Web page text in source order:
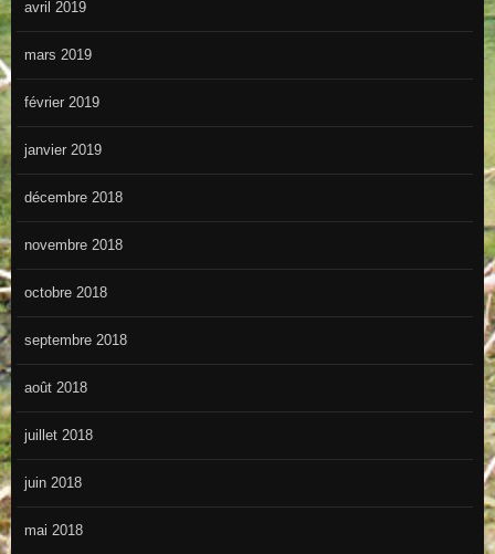
avril 2019
mars 2019
février 2019
janvier 2019
décembre 2018
novembre 2018
octobre 2018
septembre 2018
août 2018
juillet 2018
juin 2018
mai 2018